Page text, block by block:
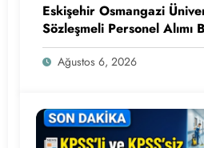
Eskişehir Osmangazi
Sözleşmeli Personel Alımı
Kadrolar, Şartlar ve
Ağustos 6, 2026